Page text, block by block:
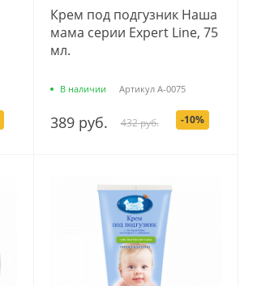
Крем под подгузник Наша
мама серии Expert Line, 75
мл.
В наличии Артикул А-0075
389 руб. 432 руб. -10%